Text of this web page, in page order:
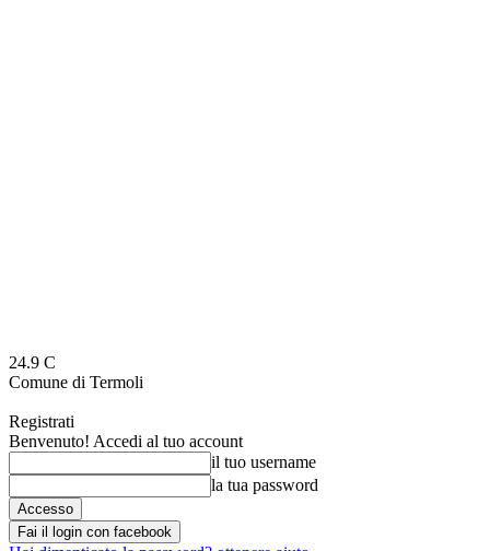
24.9 C
Comune di Termoli
Registrati
Benvenuto! Accedi al tuo account
il tuo username
la tua password
Fai il login con facebook